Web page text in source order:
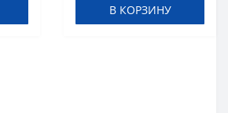
В КОРЗИНУ